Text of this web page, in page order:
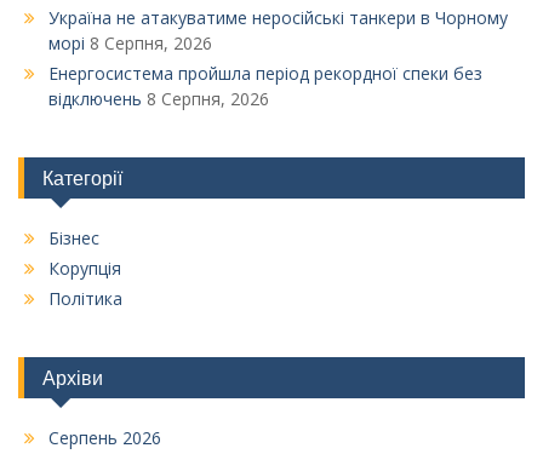
Україна не атакуватиме неросійські танкери в Чорному
морі 8 Серпня, 2026
Енергосистема пройшла період рекордної спеки без
відключень 8 Серпня, 2026
Категорії
Бізнес
Корупція
Політика
Архіви
Серпень 2026